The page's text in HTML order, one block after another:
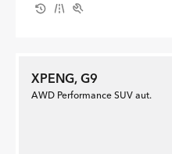
XPENG, G9
AWD Performance SUV aut.